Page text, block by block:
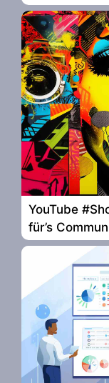
YouTube
für’s